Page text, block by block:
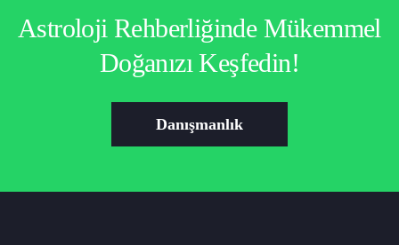
Astroloji Rehberliğinde Mükemmel
Doğanızı Keşfedin!
Danışmanlık